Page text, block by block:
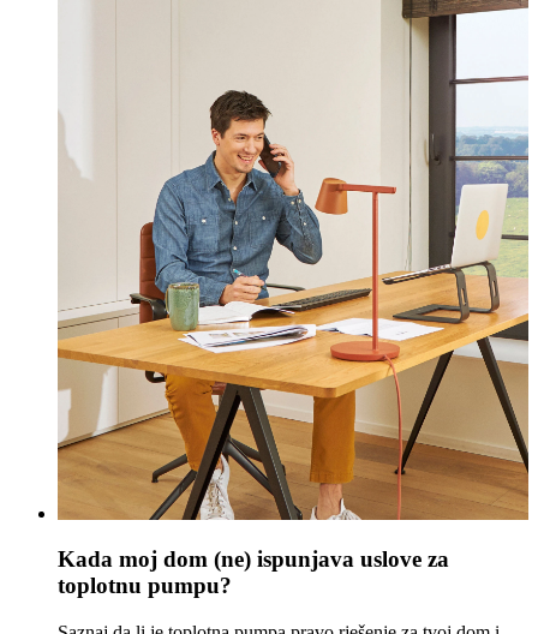
Kada moj dom (ne) ispunjava uslove za
toplotnu pumpu?